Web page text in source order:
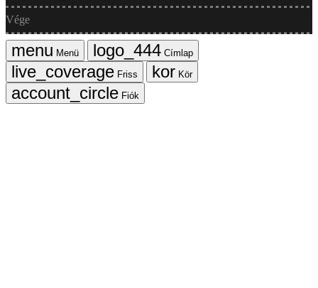
Vége
Menü
Címlap
Friss
Kör
Fiók